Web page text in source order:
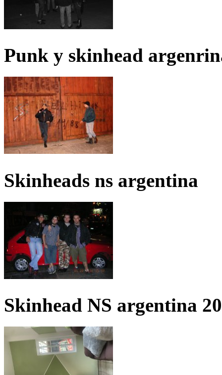
Punk y skinhead
Skinheads ns argentina
Skinhead NS argentina